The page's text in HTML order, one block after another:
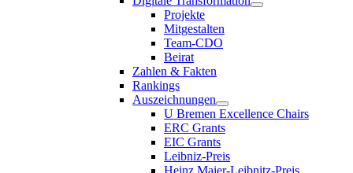
Projekte
Mitgestalten
Team-CDO
Beirat
Zahlen & Fakten
Rankings
Auszeichnungen
U Bremen Excellence Chairs
ERC Grants
EIC Grants
Leibniz-Preis
Heinz Maier-Leibnitz-Preis